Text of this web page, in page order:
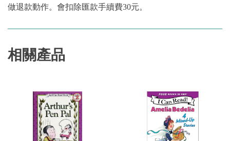
做退款動作。會扣除匯款手續費30元。
相關產品